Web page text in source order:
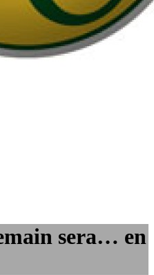
sera… en